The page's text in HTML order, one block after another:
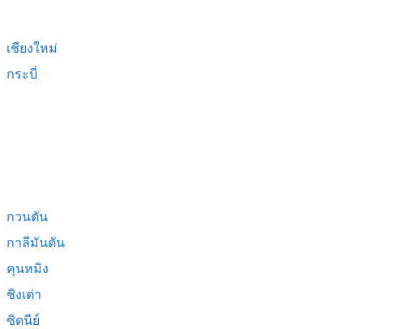
เชียงใหม่
กระบี่
กวนตัน
กาลีมันตัน
คุนหมิง
ชิงเต่า
ซิดนีย์